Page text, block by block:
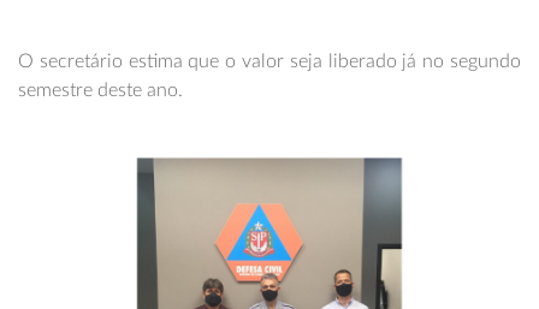
O secretário estima que o valor seja liberado já no segundo
semestre deste ano.